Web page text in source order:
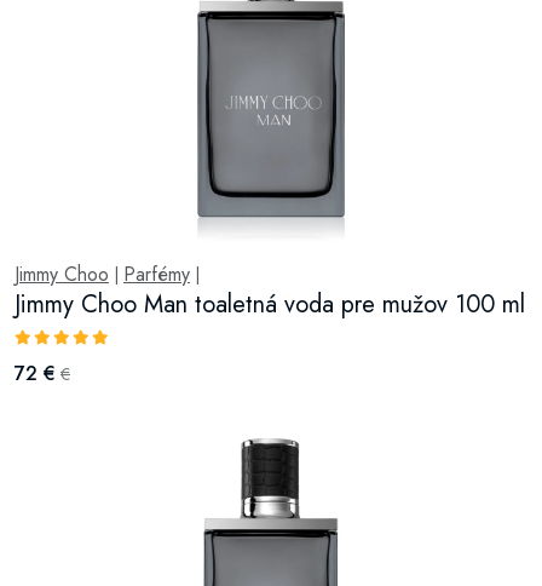
Jimmy Choo Parfémy
Jimmy Choo Man toaletná voda pre mužov 100 ml
72 € €